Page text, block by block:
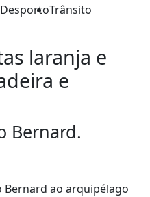
DesportoTrânsito
laranja e
e
Bernard.
Bernard ao arquipélago